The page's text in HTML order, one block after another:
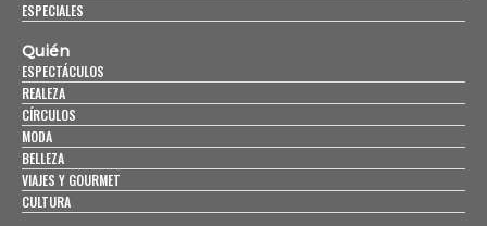
ESPECIALES
Quién
ESPECTÁCULOS
REALEZA
CÍRCULOS
MODA
BELLEZA
VIAJES Y GOURMET
CULTURA